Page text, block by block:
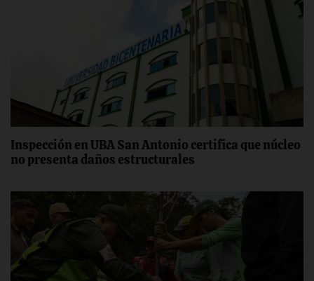
Inspección en UBA San Antonio certifica ‎que núcleo
no presenta daños estructurales